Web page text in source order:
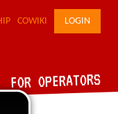
COWIKI LOGIN
FOR OPERATORS